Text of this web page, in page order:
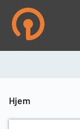
hovedinnhold
Navigasjonssti
Hjem